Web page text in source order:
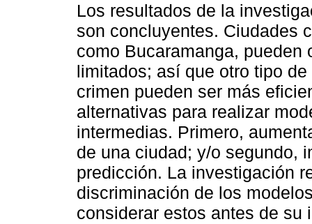
Los resultados de la
son concluyentes. Ciudades
como Bucaramanga, pueden
limitados; así que otro tipo
crimen pueden ser más
alternativas para realizar
intermedias. Primero,
de una ciudad; y/o segundo,
predicción. La investigación
discriminación de los
considerar estos antes de su